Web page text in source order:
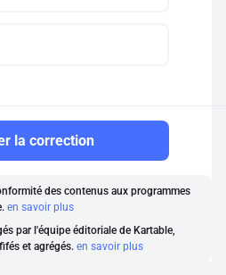
la correction
des contenus aux programmes
en savoir plus
par l'équipe éditoriale de Kartable,
et agrégés. en savoir plus